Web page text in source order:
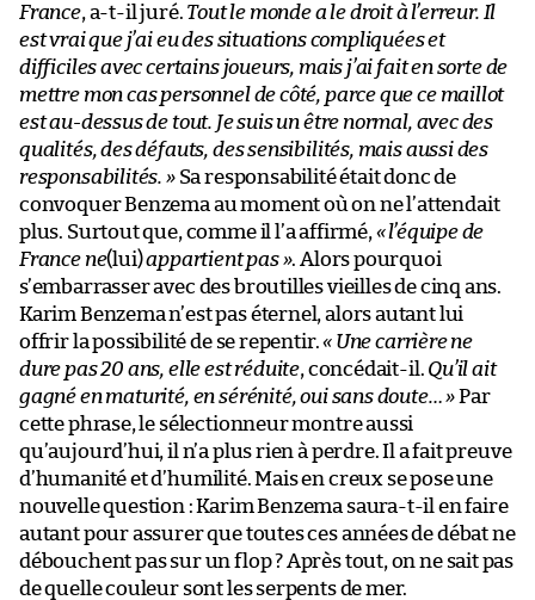
France, a-t-il juré. Tout le monde a le droit à l’erreur. Il
est vrai que j’ai eu des situations compliquées et
difficiles avec certains joueurs, mais j’ai fait en sorte de
mettre mon cas personnel de côté, parce que ce maillot
est au-dessus de tout. Je suis un être normal, avec des
qualités, des défauts, des sensibilités, mais aussi des
responsabilités. »Sa responsabilité était donc de
convoquer Benzema au moment où on ne l’attendait
plus. Surtout que, comme il l’a affirmé, « l’équipe de
France ne(lui)appartient pas ». Alors pourquoi
s’embarrasser avec des broutilles vieilles de cinq ans.
Karim Benzema n’est pas éternel, alors autant lui
offrir la possibilité de se repentir.« Une carrière ne
dure pas 20 ans, elle est réduite, concédait-il. Qu’il ait
gagné en maturité, en sérénité, oui sans doute… »Par
cette phrase, le sélectionneur montre aussi
qu’aujourd’hui, il n’a plus rien à perdre. Il a fait preuve
d’humanité et d’humilité. Mais en creux se pose une
nouvelle question : Karim Benzema saura-t-il en faire
autant pour assurer que toutes ces années de débat ne
débouchent pas sur un flop ? Après tout, on ne sait pas
de quelle couleur sont les serpents de mer.